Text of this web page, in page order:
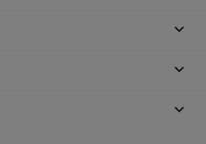


keyboard_arrow_down